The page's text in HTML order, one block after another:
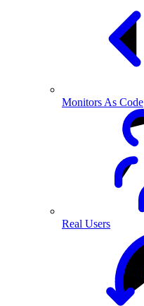
Monitors As Code
Real Users